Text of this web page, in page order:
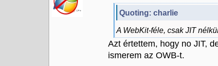
Quoting: charlie
A WebKit-féle, csak JIT
Azt értettem, hogy no JIT,
ismerem az OWB-t.